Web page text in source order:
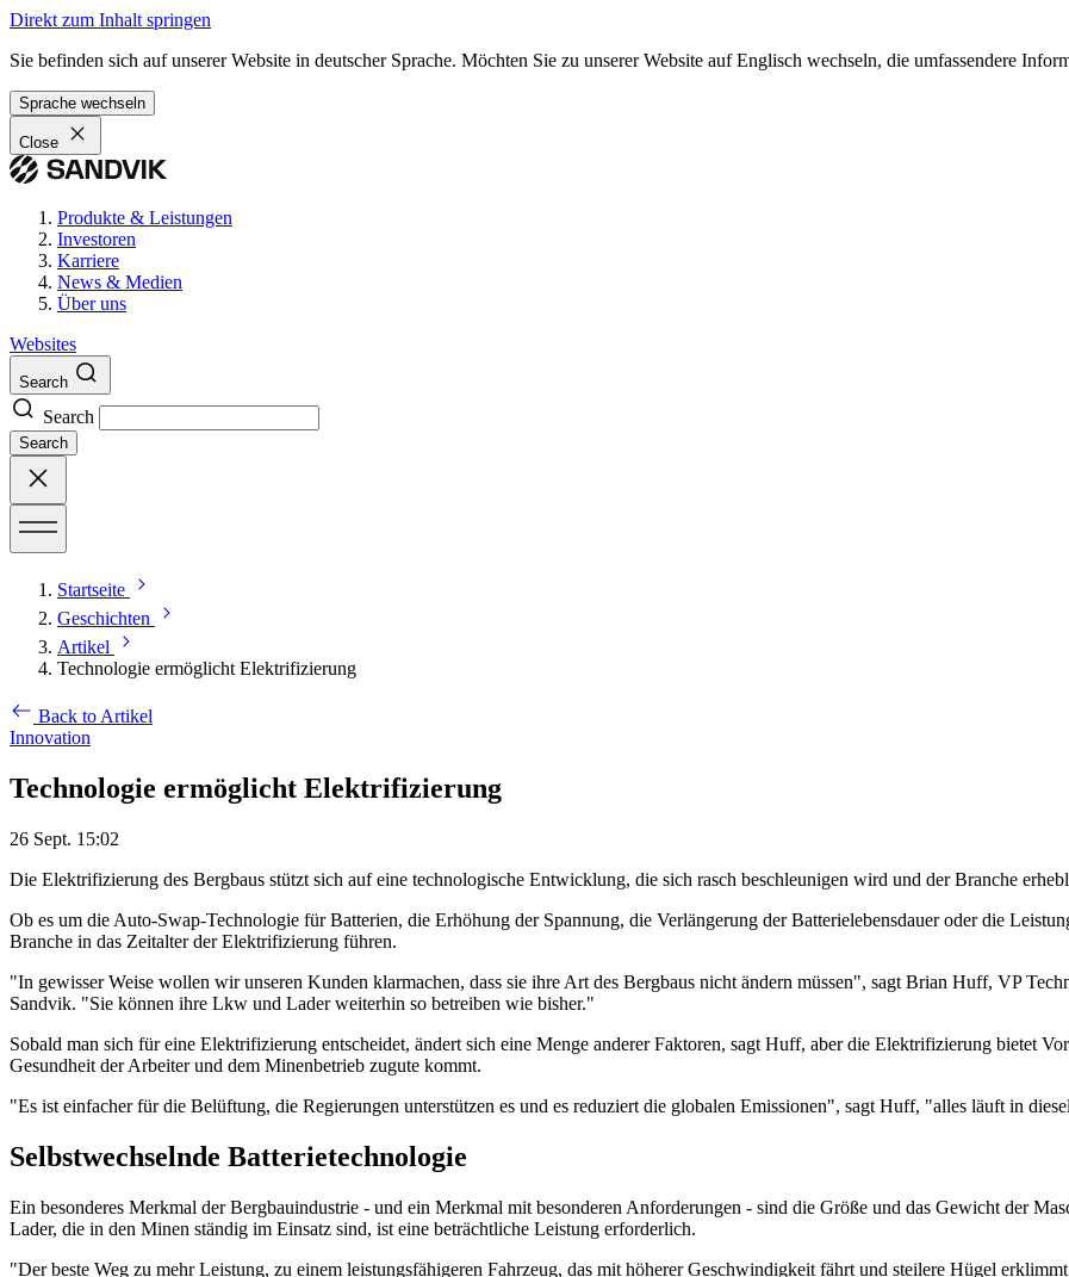
Direkt zum Inhalt springen
Sie befinden sich auf unserer Website in deutscher Sprache. Möchten Sie zu unserer Website auf Englisch wechseln, die umfassendere
Sprache wechseln
Close
Produkte & Leistungen
Investoren
Karriere
News & Medien
Über uns
Websites
Search
Search
Search
Startseite
Geschichten
Artikel
Technologie ermöglicht Elektrifizierung
Back to Artikel
Innovation
Technologie ermöglicht Elektrifizierung
26 Sept. 15:02
Die Elektrifizierung des Bergbaus stützt sich auf eine technologische Entwicklung, die sich rasch beschleunigen wird und der Branche
Ob es um die Auto-Swap-Technologie für Batterien, die Erhöhung der Spannung, die Verlängerung der Batterielebensdauer oder die
Branche in das Zeitalter der Elektrifizierung führen.
"In gewisser Weise wollen wir unseren Kunden klarmachen, dass sie ihre Art des Bergbaus nicht ändern müssen", sagt Brian Huff, VP
Sandvik. "Sie können ihre Lkw und Lader weiterhin so betreiben wie bisher."
Sobald man sich für eine Elektrifizierung entscheidet, ändert sich eine Menge anderer Faktoren, sagt Huff, aber die Elektrifizierung bietet
Gesundheit der Arbeiter und dem Minenbetrieb zugute kommt.
"Es ist einfacher für die Belüftung, die Regierungen unterstützen es und es reduziert die globalen Emissionen", sagt Huff, "alles läuft in
Selbstwechselnde Batterietechnologie
Ein besonderes Merkmal der Bergbauindustrie - und ein Merkmal mit besonderen Anforderungen - sind die Größe und das Gewicht der
Lader, die in den Minen ständig im Einsatz sind, ist eine beträchtliche Leistung erforderlich.
"Der beste Weg zu mehr Leistung, zu einem leistungsfähigeren Fahrzeug, das mit höherer Geschwindigkeit fährt und steilere Hügel